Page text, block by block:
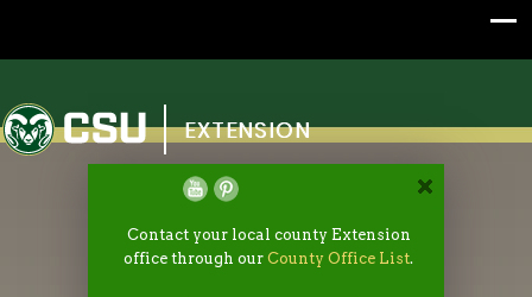
Colorado State University
EXTENSION
Contact your local county Extension
office through ourCounty Office List.